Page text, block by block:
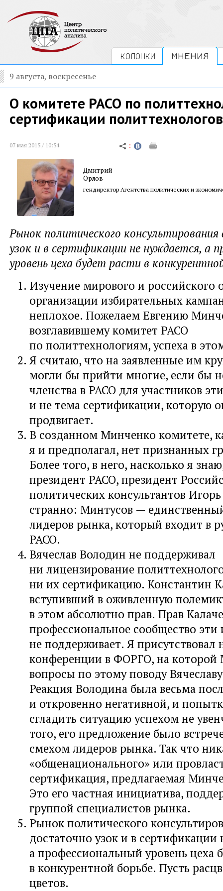
КОЛОНКИ МНЕНИЯ
9 августа, воскресенье
О комитете РАСО по
сертификации политтехнологов
07 мая 2015 / 10:54
Дмитрий
Орлов
гендиректор Агентства политических и
Рынок политического
узок и в сертификации не нуждается, а
уровень цеха будет расти в
Изучение мирового и российского
организации избирательных
неплохое. Пожелаем Евгению
возглавившему комитет РАСО
по политтехнологиям, успеха в
Я считаю, что на заявленные им
могли бы прийти многие, если бы
членства в РАСО для участников
и не тема сертификации, которую
продвигает.
В созданном Минченко комитете,
я и предполагал, нет признанных
Более того, в него, насколько я
президент РАСО, президент
политических консультантов
странно: Минтусов —
лидеров рынка, который входит в
РАСО.
Вячеслав Володин не поддерживал
ни лицензирование
ни их сертификацию. Константин
вступивший в оживленную
в этом абсолютно прав. Прав
профессиональное сообщество эти
не поддерживает. Я присутствовал
конференции в ФОРГО, на которой
вопросы по этому поводу
Реакция Володина была весьма
и откровенно негативной, и
сгладить ситуацию успехом не
того, его предложение было
смехом лидеров рынка. Так что
«общенационального» или
сертификация, предлагаемая
Это его частная инициатива,
группой специалистов рынка.
Рынок политического
достаточно узок и в сертификации
а профессиональный уровень цеха
в конкурентной борьбе. Пусть
цветов.